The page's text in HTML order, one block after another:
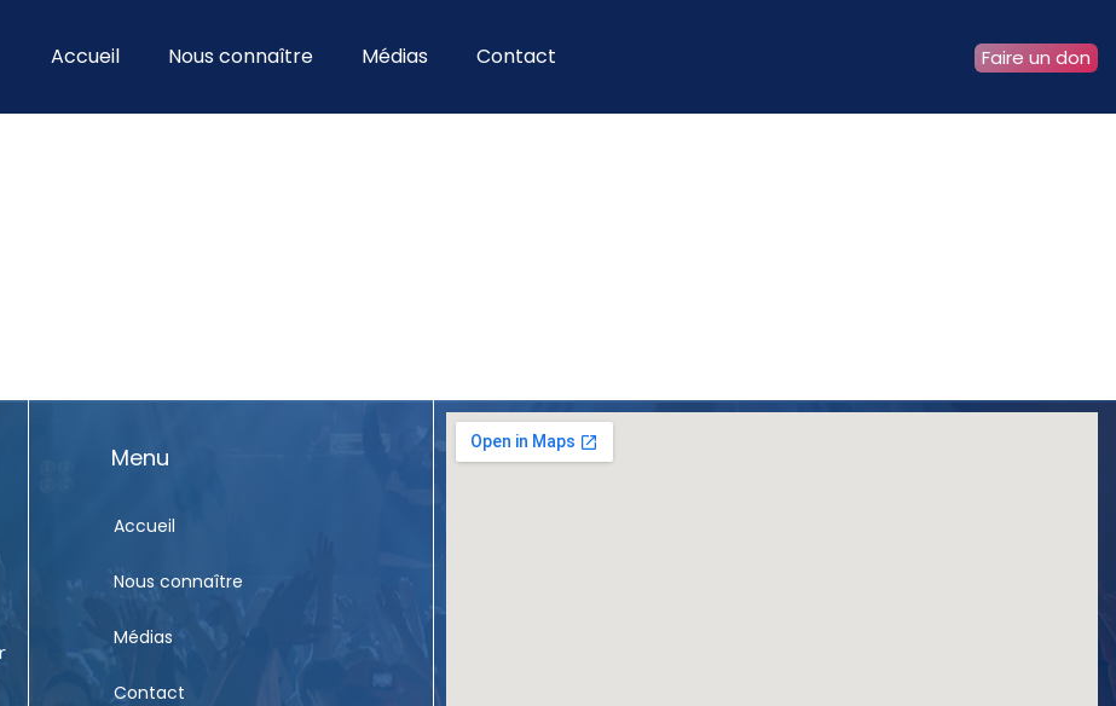
Accueil Nous connaître Médias Contact Faire un don
Menu
Accueil
Nous connaître
Médias
Contact